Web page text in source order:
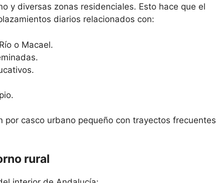
y diversas zonas residenciales. Esto hace que el
diarios relacionados con:
o Macael.
casco urbano pequeño con trayectos frecuentes
rural